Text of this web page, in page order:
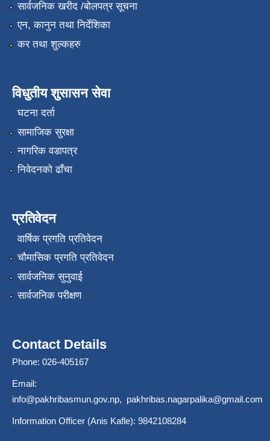
सार्वजनिक खरीद /बोलपत्र सूचना
एन, कानुन तथा निर्देशिका
कर तथा शुल्कहरु
विधुतीय शुसासन सेवा
घटना दर्ता
सामाजिक सुरक्षा
नागरिक वडापत्र
निवेदनको ढाँचा
प्रतिवेदन
वार्षिक प्रगति प्रतिवेदन
चौमासिक प्रगति प्रतिवेदन
सार्वजनिक सुनुवाई
सार्वजनिक परीक्षण
Contact Details
Phone: 026-405167
Email:
info@pakhribasmun.gov.np, pakhribas.nagarpalika@gmail.com
Information Officer (Anis Kafle): 9842108284